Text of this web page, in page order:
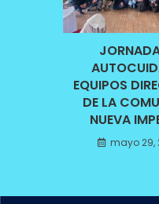
EQUIPOS
DE LA
NUEVA
mayo 29,